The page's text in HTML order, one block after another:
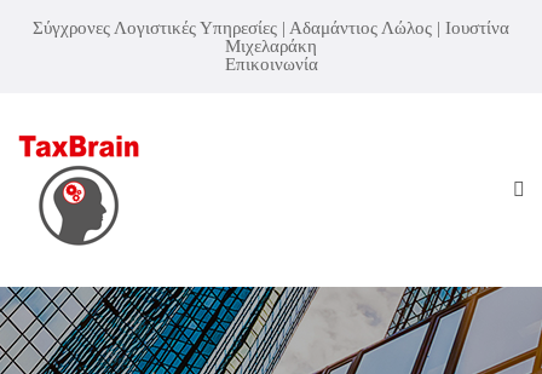
Σύγχρονες Λογιστικές Υπηρεσίες | Αδαμάντιος Λώλος | Ιουστίνα
Μιχελαράκη
Επικοινωνία